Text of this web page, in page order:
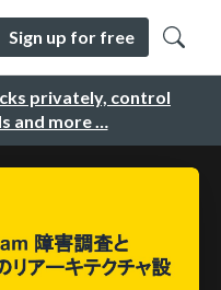
privately, control
and more …
Sign up for free